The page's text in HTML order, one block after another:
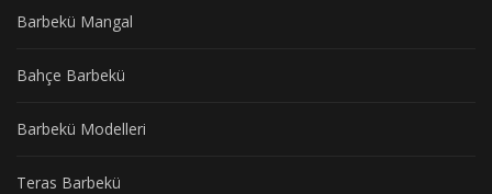
Barbekü Mangal
Bahçe Barbekü
Barbekü Modelleri
Teras Barbekü